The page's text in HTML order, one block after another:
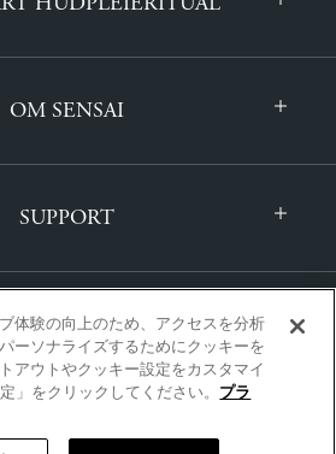
OM SENSAI
SUPPORT
| NORSK
体験の向上のため、アクセスを分析
ーソナライズするためにクッキーを
アウトやクッキー設定をカスタマイ
」をクリックしてください。 プラ